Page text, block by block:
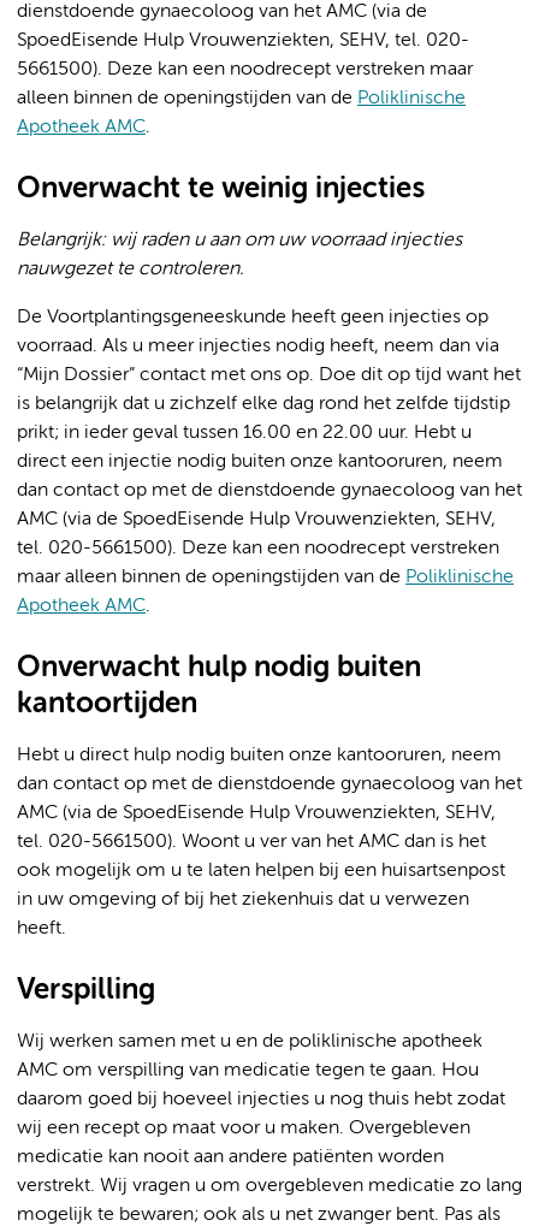
dienstdoende gynaecoloog van het AMC (via de
SpoedEisende Hulp Vrouwenziekten, SEHV, tel. 020-
5661500). Deze kan een noodrecept verstreken maar
alleen binnen de openingstijden van de Poliklinische
Apotheek AMC.
Onverwacht te weinig injecties
Belangrijk: wij raden u aan om uw voorraad injecties
nauwgezet te controleren.
De Voortplantingsgeneeskunde heeft geen injecties op
voorraad. Als u meer injecties nodig heeft, neem dan via
“Mijn Dossier” contact met ons op. Doe dit op tijd want het
is belangrijk dat u zichzelf elke dag rond het zelfde tijdstip
prikt; in ieder geval tussen 16.00 en 22.00 uur. Hebt u
direct een injectie nodig buiten onze kantooruren, neem
dan contact op met de dienstdoende gynaecoloog van het
AMC (via de SpoedEisende Hulp Vrouwenziekten, SEHV,
tel. 020-5661500). Deze kan een noodrecept verstreken
maar alleen binnen de openingstijden van de Poliklinische
Apotheek AMC.
Onverwacht hulp nodig buiten
kantoortijden
Hebt u direct hulp nodig buiten onze kantooruren, neem
dan contact op met de dienstdoende gynaecoloog van het
AMC (via de SpoedEisende Hulp Vrouwenziekten, SEHV,
tel. 020-5661500). Woont u ver van het AMC dan is het
ook mogelijk om u te laten helpen bij een huisartsenpost
in uw omgeving of bij het ziekenhuis dat u verwezen
heeft.
Verspilling
Wij werken samen met u en de poliklinische apotheek
AMC om verspilling van medicatie tegen te gaan. Hou
daarom goed bij hoeveel injecties u nog thuis hebt zodat
wij een recept op maat voor u maken. Overgebleven
medicatie kan nooit aan andere patiënten worden
verstrekt. Wij vragen u om overgebleven medicatie zo lang
mogelijk te bewaren; ook als u net zwanger bent. Pas als